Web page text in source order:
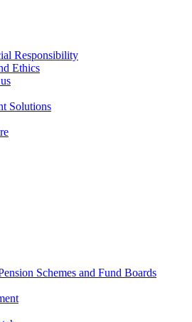
Responsibility
Ethics
Solutions
Schemes and Fund Boards